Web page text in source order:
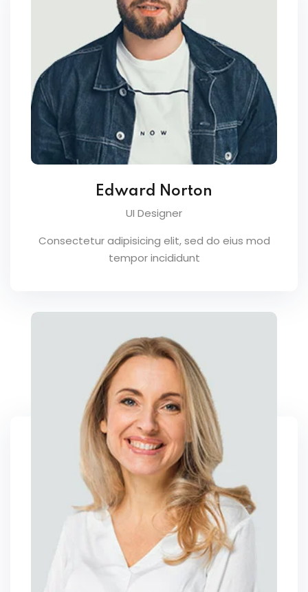
Edward Norton
UI Designer
Consectetur adipisicing elit, sed do eius mod
tempor incididunt